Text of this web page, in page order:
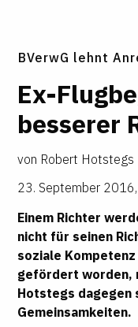
BVerwG lehnt
Ex-Flug­be
bes­serer
von Robert Hotstegs
23. September 2016,
Einem Richter
nicht für seinen
soziale
gefördert worden,
Hotstegs dagegen
Gemeinsamkeiten.